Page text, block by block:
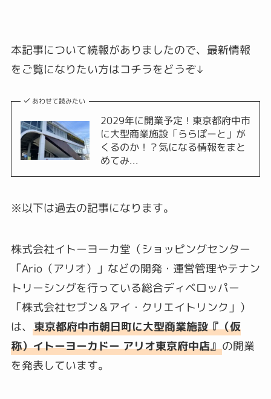
本記事について続報がありましたので、最新情報
をご覧になりたい方はコチラをどうぞ↓
あわせて読みたい
2029年に開業予定！東京都府中市
に大型商業施設「ららぽーと」が
くるのか！？気になる情報をまと
めてみ...
※以下は過去の記事になります。
株式会社イトーヨーカ堂（ショッピングセンター
「Ario（アリオ）」などの開発・運営管理やテナン
トリーシングを行っている総合ディベロッパー
「株式会社セブン＆アイ・クリエイトリンク」）
は、 東京都府中市朝日町に大型商業施設『（仮
称）イトーヨーカドー アリオ東京府中店』の開業
を発表しています。